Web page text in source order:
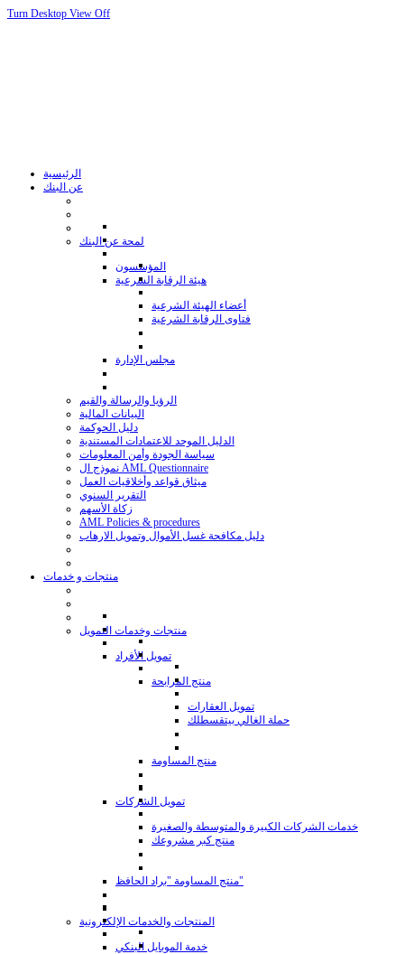
Turn Desktop View Off
الرئيسية
عن البنك
لمحة عن البنك
المؤسسون
هيئة الرقابة الشرعية
أعضاء الهيئة الشرعية
فتاوى الرقابة الشرعية
مجلس الإدارة
الرؤيا والرسالة والقيم
البيانات المالية
دليل الحوكمة
الدليل الموحد للاعتمادات المستندية
سياسة الجودة وأمن المعلومات
نموذج ال AML Questionnaire
ميثاق قواعد وأخلاقيات العمل
التقرير السنوي
زكاة الأسهم
AML Policies & procedures
دليل مكافحة غسل الأموال وتمويل الارهاب
منتجات و خدمات
منتجات وخدمات التمويل
تمويل الأفراد
منتج المرابحة
تمويل العقارات
حملة الغالي بيتقسطلك
منتج المساومة
تمويل الشركات
خدمات الشركات الكبيرة والمتوسطة والصغيرة
منتج كبر مشروعك
منتج المساومة "براد الحافظ"
المنتجات والخدمات الإلكترونية
خدمة الموبايل البنكي